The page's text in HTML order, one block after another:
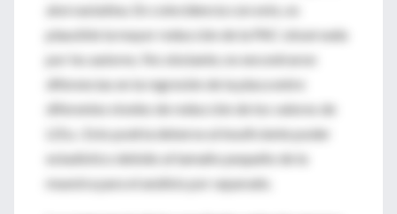
atorvastatina. En coincidencia con esto, es
plausible la mayor reducción de la PAC observada
por los autores. No obstante, no encontraron
diferencias en la regresión de la placa entre
diferentes niveles de reducción de los valores de
LDLc. Esto podría deberse al insuficiente poder
estadístico debido al tamaño pequeño de la
muestra para el análisis por separado.